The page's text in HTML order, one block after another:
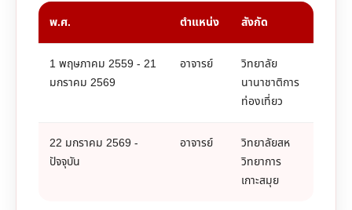
พ.ศ. ตำแหน่ง สังกัด
1 พฤษภาคม 2559 - 21
มกราคม 2569
อาจารย์
วิทยาลัย
นานาชาติการ
ท่องเที่ยว
22 มกราคม 2569 -
ปัจจุบัน
อาจารย์
วิทยาลัยสห
วิทยาการ
เกาะสมุย